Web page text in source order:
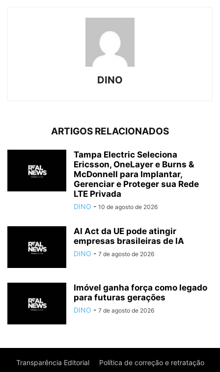
DINO
ARTIGOS RELACIONADOS
Tampa Electric Seleciona
Ericsson, OneLayer e Burns &
McDonnell para Implantar,
Gerenciar e Proteger sua Rede
LTE Privada
DINO - 10 de agosto de 2026
AI Act da UE pode atingir
empresas brasileiras de IA
DINO - 7 de agosto de 2026
Imóvel ganha força como legado
para futuras gerações
DINO - 7 de agosto de 2026
Transparência Editorial Política de correção e retratação